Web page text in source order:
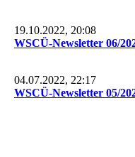
19.10.2022, 20:08
WSCÜ-Newsletter 06/
04.07.2022, 22:17
WSCÜ-Newsletter 05/